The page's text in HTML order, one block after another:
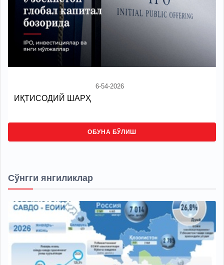
6-54-2026
ИҚТИСОДИЙ ШАРҲ
ОБУНА БЎЛИШ
Сўнгги янгиликлар